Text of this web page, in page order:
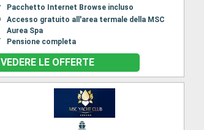
Pacchetto Internet Browse incluso
Accesso gratuito all'area termale della MSC
Aurea Spa
Pensione completa
VEDERE LE OFFERTE